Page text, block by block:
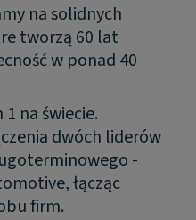
na solidnych
tworzą 60 lat
w ponad 40
na świecie.
dwóch liderów
-
łącząc
firm.